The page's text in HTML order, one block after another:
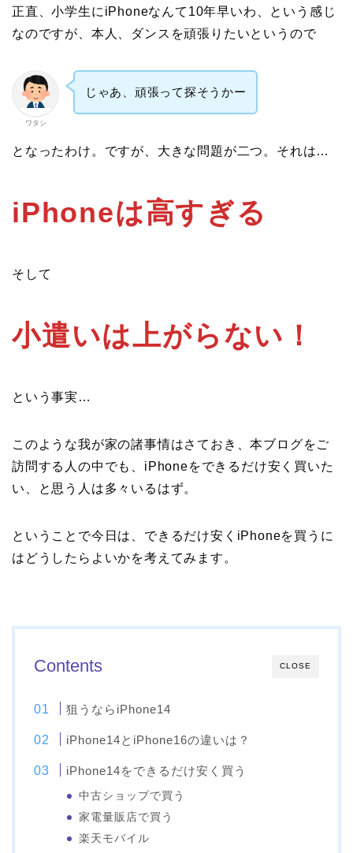
正直、小学生にiPhoneなんて10年早いわ、という感じ
なのですが、本人、ダンスを頑張りたいというので
ワタシ
じゃあ、頑張って探そうかー
となったわけ。ですが、大きな問題が二つ。それは…
iPhoneは高すぎる
そして
小遣いは上がらない！
という事実…
このような我が家の諸事情はさておき、本ブログをご
訪問する人の中でも、iPhoneをできるだけ安く買いた
い、と思う人は多々いるはず。
ということで今日は、できるだけ安くiPhoneを買うに
はどうしたらよいかを考えてみます。
CLOSE
Contents
狙うならiPhone14
iPhone14とiPhone16の違いは？
iPhone14をできるだけ安く買う
中古ショップで買う
家電量販店で買う
楽天モバイル